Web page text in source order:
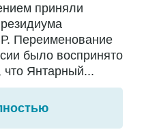
приняли
Переименование
было воспринято
что Янтарный...